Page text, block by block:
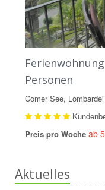
Personen
Comer See,
Preis pro Woche ab
Aktuelles